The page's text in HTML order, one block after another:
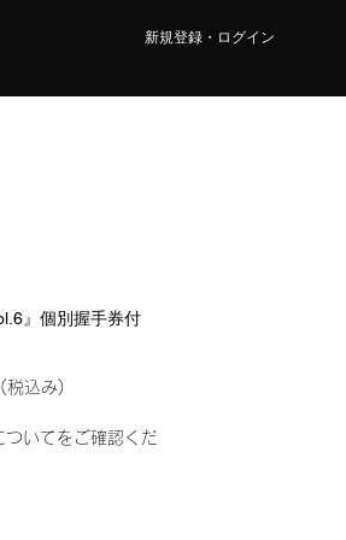
新規登録・ログイン
』個別握手券付
税込み)
いてをご確認くだ